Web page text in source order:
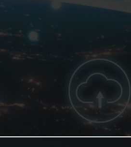
custos na gestão
licenças e
subscriptions de
ativos de rede
alertas de
renovação
automatizados
ambientes